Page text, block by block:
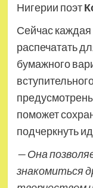
Нигерии поэт
Сейчас каждая
распечатать
бумажного
поможет
подчеркнуть
— Она
знакомиться